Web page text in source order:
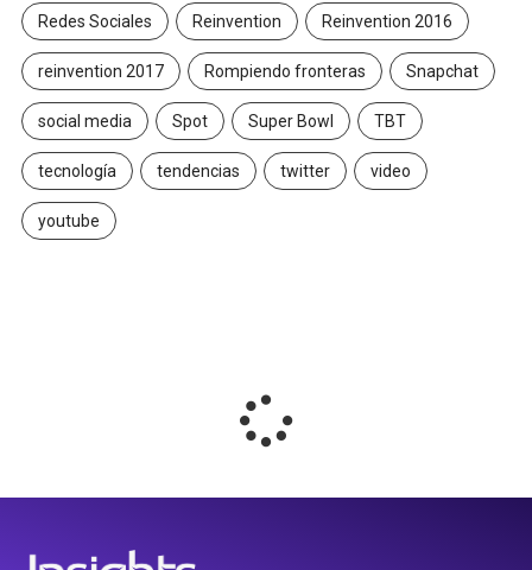
Redes Sociales Reinvention Reinvention 2016
reinvention 2017 Rompiendo fronteras Snapchat
social media Spot Super Bowl TBT
tecnología tendencias twitter video
youtube